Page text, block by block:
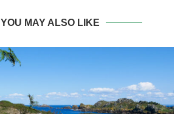
YOU MAY ALSO LIKE